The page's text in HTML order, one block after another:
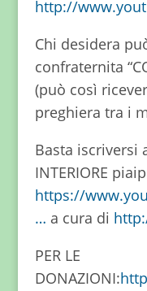
http://
Chi desidera
confraternita
(può così
preghiera tra i
Basta iscriversi
INTERIORE
https://
… a cura di
PER LE
DONAZIONI: